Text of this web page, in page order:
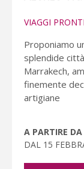
VIAGGI
Proponiamo
splendide
Marrakech,
finemente
artigiane
A PARTIRE
DAL 15